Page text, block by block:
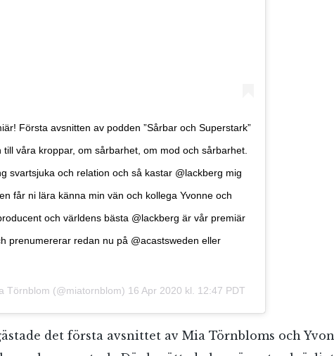
Första avsnitten av podden ”Sårbar och Superstark”
våra kroppar, om sårbarhet, om mod och sårbarhet.
svartsjuka och relation och så kastar @lackberg mig
får ni lära känna min vän och kollega Yvonne och
och världens bästa @lackberg är vår premiär
prenumererar redan nu på @acastsweden eller
Törnblom (@miatornblom) 16 Apr 2020 kl. 12:47 PDT
det första avsnittet av Mia Törnbloms och